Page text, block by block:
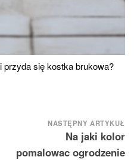
przyda się kostka brukowa?
NASTĘPNY ARTYKUŁ
Na jaki kolor
pomalowac ogrodzenie